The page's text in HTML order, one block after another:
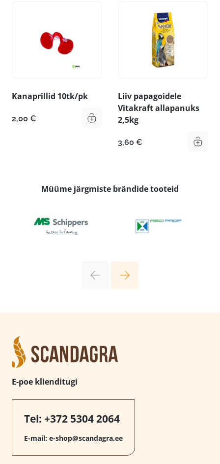
Kanaprillid 10tk/pk
2,00 €
Liiv papagoidele
Vitakraft allapanuks
2,5kg
3,60 €
Müüme järgmiste brändide tooteid
E-poe klienditugi
Tel: +372 5304 2064
E-mail: e-shop@scandagra.ee